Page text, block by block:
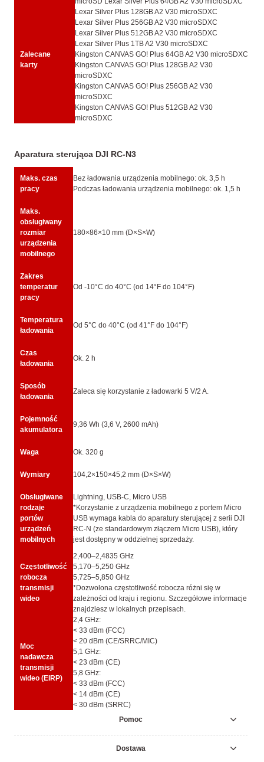
Zalecane
karty
Lexar Silver Plus 128GB A2 V30 microSDXC
Lexar Silver Plus 256GB A2 V30 microSDXC
Lexar Silver Plus 512GB A2 V30 microSDXC
Lexar Silver Plus 1TB A2 V30 microSDXC
Kingston CANVAS GO! Plus 64GB A2 V30 microSDXC
Kingston CANVAS GO! Plus 128GB A2 V30
microSDXC
Kingston CANVAS GO! Plus 256GB A2 V30
microSDXC
Kingston CANVAS GO! Plus 512GB A2 V30
microSDXC
Aparatura sterująca DJI RC-N3
Maks. czas
pracy
Bez ładowania urządzenia mobilnego: ok. 3,5 h
Podczas ładowania urządzenia mobilnego: ok. 1,5 h
Maks.
obsługiwany
rozmiar
urządzenia
mobilnego
180×86×10 mm (D×S×W)
Zakres
temperatur
pracy
Od -10°C do 40°C (od 14°F do 104°F)
Temperatura
ładowania
Od 5°C do 40°C (od 41°F do 104°F)
Czas
ładowania
Ok. 2 h
Sposób
ładowania
Zaleca się korzystanie z ładowarki 5 V/2 A.
Pojemność
akumulatora
9,36 Wh (3,6 V, 2600 mAh)
Waga Ok. 320 g
Wymiary 104,2×150×45,2 mm (D×S×W)
Obsługiwane
rodzaje
portów
urządzeń
mobilnych
Lightning, USB-C, Micro USB
*Korzystanie z urządzenia mobilnego z portem Micro
USB wymaga kabla do aparatury sterującej z serii DJI
RC-N (ze standardowym złączem Micro USB), który
jest dostępny w oddzielnej sprzedaży.
Częstotliwość
robocza
transmisji
wideo
2,400–2,4835 GHz
5,170–5,250 GHz
5,725–5,850 GHz
*Dozwolona częstotliwość robocza różni się w
zależności od kraju i regionu. Szczegółowe informacje
znajdziesz w lokalnych przepisach.
Moc
nadawcza
transmisji
wideo (EIRP)
2,4 GHz:
< 33 dBm (FCC)
< 20 dBm (CE/SRRC/MIC)
5,1 GHz:
< 23 dBm (CE)
5,8 GHz:
< 33 dBm (FCC)
< 14 dBm (CE)
< 30 dBm (SRRC)
Pomoc
Dostawa